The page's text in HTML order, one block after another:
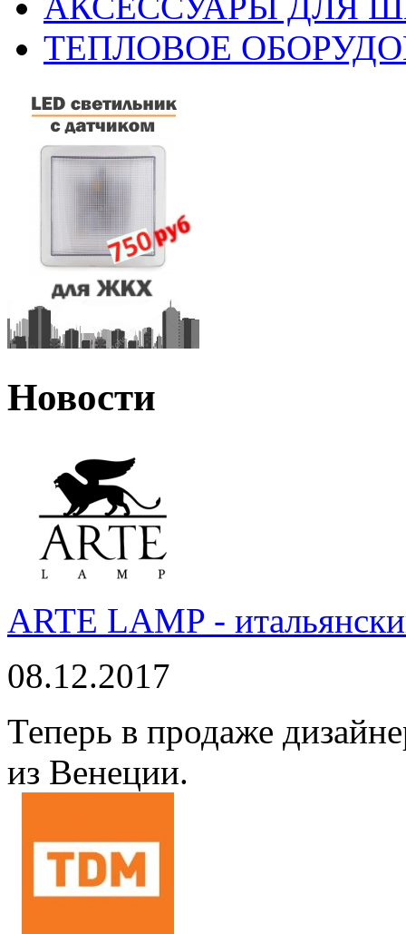
ТЕПЛОВОЕ
Новости
ARTE LAMP -
08.12.2017
Теперь в продаже
из Венеции.